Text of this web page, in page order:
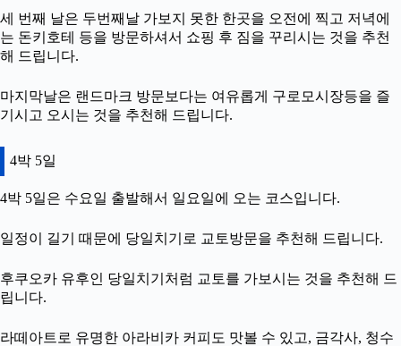
세 번째 날은 두번째날 가보지 못한 한곳을 오전에 찍고 저녁에
는 돈키호테 등을 방문하셔서 쇼핑 후 짐을 꾸리시는 것을 추천
해 드립니다.
마지막날은 랜드마크 방문보다는 여유롭게 구로모시장등을 즐
기시고 오시는 것을 추천해 드립니다.
4박 5일
4박 5일은 수요일 출발해서 일요일에 오는 코스입니다.
일정이 길기 때문에 당일치기로 교토방문을 추천해 드립니다.
후쿠오카 유후인 당일치기처럼 교토를 가보시는 것을 추천해 드
립니다.
라떼아트로 유명한 아라비카 커피도 맛볼 수 있고, 금각사, 청수